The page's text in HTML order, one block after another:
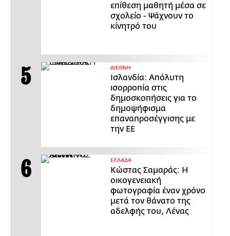
επίθεση μαθητή μέσα σε
σχολείο - Ψάχνουν το
κίνητρό του
ΔΙΕΘΝΗ
Ισλανδία: Απόλυτη
ισορροπία στις
δημοσκοπήσεις για το
δημοψήφισμα
επαναπροσέγγισης με
την ΕΕ
ΕΛΛΑΔΑ
Κώστας Σαμαράς: Η
οικογενειακή
φωτογραφία έναν χρόνο
μετά τον θάνατο της
αδελφής του, Λένας